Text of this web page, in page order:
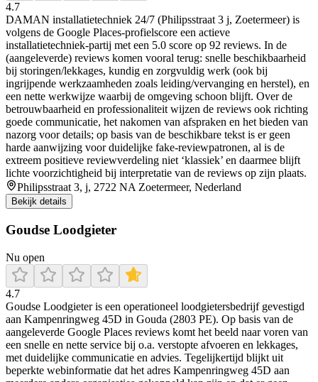
4.7
DAMAN installatietechniek 24/7 (Philipsstraat 3 j, Zoetermeer) is
volgens de Google Places-profielscore een actieve
installatietechniek-partij met een 5.0 score op 92 reviews. In de
(aangeleverde) reviews komen vooral terug: snelle beschikbaarheid
bij storingen/lekkages, kundig en zorgvuldig werk (ook bij
ingrijpende werkzaamheden zoals leiding/vervanging en herstel), en
een nette werkwijze waarbij de omgeving schoon blijft. Over de
betrouwbaarheid en professionaliteit wijzen de reviews ook richting
goede communicatie, het nakomen van afspraken en het bieden van
nazorg voor details; op basis van de beschikbare tekst is er geen
harde aanwijzing voor duidelijke fake-reviewpatronen, al is de
extreem positieve reviewverdeling niet ‘klassiek’ en daarmee blijft
lichte voorzichtigheid bij interpretatie van de reviews op zijn plaats.
Philipsstraat 3, j, 2722 NA Zoetermeer, Nederland
Bekijk details
Goudse Loodgieter
Nu open
4.7
Goudse Loodgieter is een operationeel loodgietersbedrijf gevestigd
aan Kampenringweg 45D in Gouda (2803 PE). Op basis van de
aangeleverde Google Places reviews komt het beeld naar voren van
een snelle en nette service bij o.a. verstopte afvoeren en lekkages,
met duidelijke communicatie en advies. Tegelijkertijd blijkt uit
beperkte webinformatie dat het adres Kampenringweg 45D aan